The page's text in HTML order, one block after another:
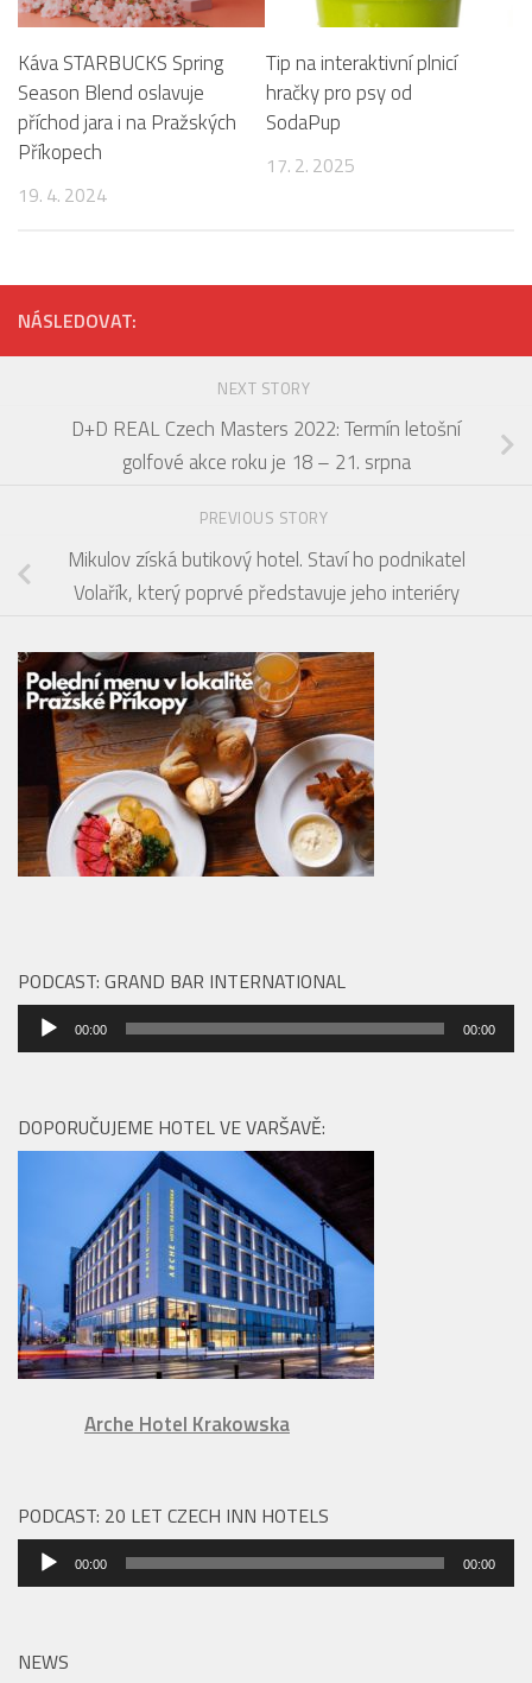
Káva STARBUCKS Spring
Season Blend oslavuje
příchod jara i na Pražských
Příkopech
19. 4. 2024
Tip na interaktivní plnicí
hračky pro psy od
SodaPup
17. 2. 2025
NÁSLEDOVAT:
NEXT STORY
D+D REAL Czech Masters 2022: Termín letošní
golfové akce roku je 18 – 21. srpna
PREVIOUS STORY
Mikulov získá butikový hotel. Staví ho podnikatel
Volařík, který poprvé představuje jeho interiéry
PODCAST: GRAND BAR INTERNATIONAL
Audio
přehrávač
00:00 00:00
DOPORUČUJEME HOTEL VE VARŠAVĚ:
Arche Hotel Krakowska
PODCAST: 20 LET CZECH INN HOTELS
Audio
přehrávač
00:00 00:00
NEWS